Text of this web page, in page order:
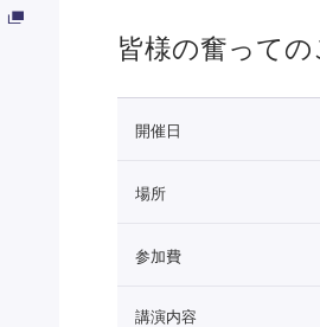
皆様の奮って
開催日
場所
参加費
講演内容